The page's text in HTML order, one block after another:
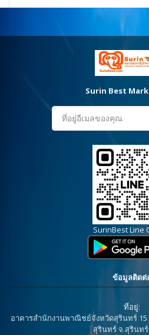
Surin Best
SurinBest Line
ข้อมูลติดต่
ที่อยู่:
อาคารสำนักงานพาณิชย์จังหวัดสุรินทร์ 15
สุรินทร์ จ.สุรินทร์